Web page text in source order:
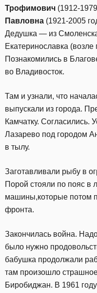
Трофимович (1912-
Павловна (1921-2005
Дедушка — из
Екатеринославка
Познакомились в
во Владивосток.
Там и узнали, что
выпускали из города.
Камчатку. Согласились.
Лазарево под городом
в тылу.
Заготавливали рыбу в
Порой стояли по пояс в
машины,которые потом
фронта.
Закончилась война.
было нужно
бабушка продолжали
там произошло
Биробиджан. В 1961